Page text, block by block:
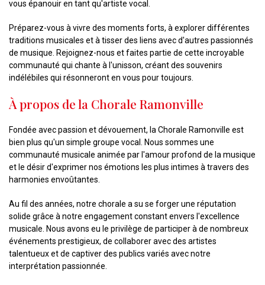
vous épanouir en tant qu'artiste vocal.
Préparez-vous à vivre des moments forts, à explorer différentes
traditions musicales et à tisser des liens avec d'autres passionnés
de musique. Rejoignez-nous et faites partie de cette incroyable
communauté qui chante à l'unisson, créant des souvenirs
indélébiles qui résonneront en vous pour toujours.
À propos de la Chorale Ramonville
Fondée avec passion et dévouement, la Chorale Ramonville est
bien plus qu'un simple groupe vocal. Nous sommes une
communauté musicale animée par l'amour profond de la musique
et le désir d'exprimer nos émotions les plus intimes à travers des
harmonies envoûtantes.
Au fil des années, notre chorale a su se forger une réputation
solide grâce à notre engagement constant envers l'excellence
musicale. Nous avons eu le privilège de participer à de nombreux
événements prestigieux, de collaborer avec des artistes
talentueux et de captiver des publics variés avec notre
interprétation passionnée.